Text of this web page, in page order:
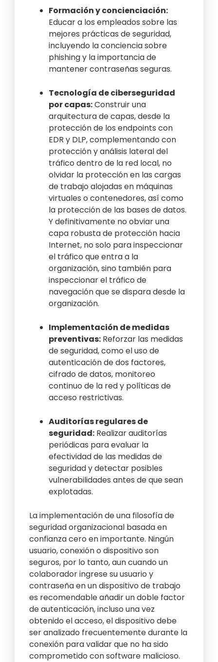
Formación y concienciación:
Educar a los empleados sobre las
mejores prácticas de seguridad,
incluyendo la conciencia sobre
phishing y la importancia de
mantener contraseñas seguras.
Tecnología de ciberseguridad
por capas:Construir una
arquitectura de capas, desde la
protección de los endpoints con
EDR y DLP, complementando con
protección y análisis lateral del
tráfico dentro de la red local, no
olvidar la protección en las cargas
de trabajo alojadas en máquinas
virtuales o contenedores, así como
la protección de las bases de datos.
Y definitivamente no obviar una
capa robusta de protección hacia
Internet, no solo para inspeccionar
el tráfico que entra a la
organización, sino también para
inspeccionar el tráfico de
navegación que se dispara desde la
organización.
Implementación de medidas
preventivas: Reforzar las medidas
de seguridad, como el uso de
autenticación de dos factores,
cifrado de datos, monitoreo
continuo de la red y políticas de
acceso restrictivas.
Auditorías regulares de
seguridad: Realizar auditorías
periódicas para evaluar la
efectividad de las medidas de
seguridad y detectar posibles
vulnerabilidades antes de que sean
explotadas.
La implementación de una filosofía de
seguridad organizacional basada en
confianza cero en importante. Ningún
usuario, conexión o dispositivo son
seguros, por lo tanto, aun cuando un
colaborador ingrese su usuario y
contraseña en un dispositivo de trabajo
es recomendable añadir un doble factor
de autenticación, incluso una vez
obtenido el acceso, el dispositivo debe
ser analizado frecuentemente durante la
conexión para validar que no ha sido
comprometido con software malicioso.